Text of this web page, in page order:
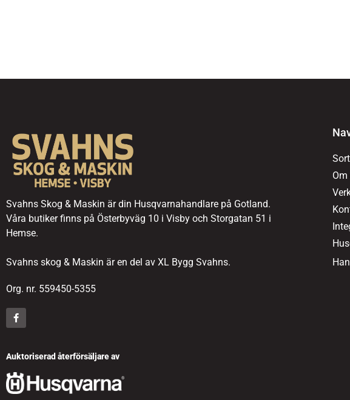
Svahns Skog & Maskin är din Husqvarnahandlare på Gotland.
Våra butiker finns på Österbyväg 10 i Visby och Storgatan 51 i
Hemse.
Svahns skog & Maskin är en del av XL Bygg Svahns.
Org. nr. 559450-5355
Auktoriserad återförsäljare av